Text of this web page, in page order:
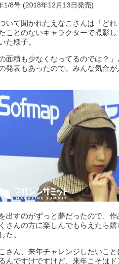
1/8号 (2018年12月13日発売)
いて聞かれたえなこさんは「ど
ことのないキャラクターで撮影
た様子。
面積も少なくなってるのでは？
発表もあったので、みんな気合
出すのがずっと夢だったので、
さんの方に楽しんでもらえたら
た。
さん、来年チャレンジしたいこ
んですけですけど、来年こそは